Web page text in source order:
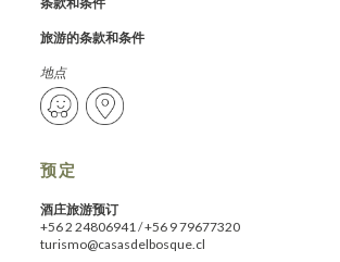
旅游的条款和条件
地点
预定
酒庄旅游预订
+56 2 24806941 /+56 9 79677320
turismo@casasdelbosque.cl